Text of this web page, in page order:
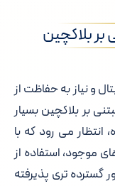
بلاکچین
و نیاز به حفاظت از
بر بلاکچین بسیار
می رود که با
موجود، استفاده از
تری پذیرفته